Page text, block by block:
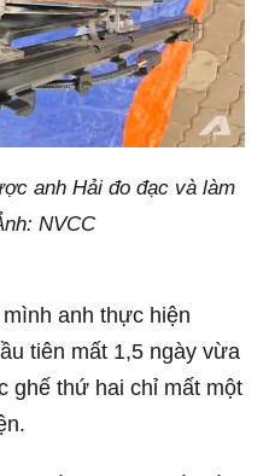
anh Hải đo đạc và làm
NVCC
anh thực hiện
tiên mất 1,5 ngày vừa
ghế thứ hai chỉ mất một